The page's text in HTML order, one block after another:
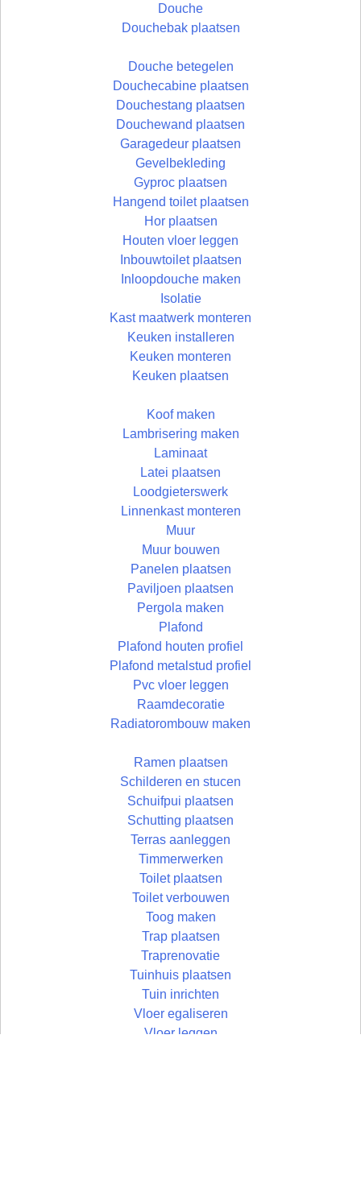
Douche
Douchebak plaatsen
Douche betegelen
Douchecabine plaatsen
Douchestang plaatsen
Douchewand plaatsen
Garagedeur plaatsen
Gevelbekleding
Gyproc plaatsen
Hangend toilet plaatsen
Hor plaatsen
Houten vloer leggen
Inbouwtoilet plaatsen
Inloopdouche maken
Isolatie
Kast maatwerk monteren
Keuken installeren
Keuken monteren
Keuken plaatsen
Koof maken
Lambrisering maken
Laminaat
Latei plaatsen
Loodgieterswerk
Linnenkast monteren
Muur
Muur bouwen
Panelen plaatsen
Paviljoen plaatsen
Pergola maken
Plafond
Plafond houten profiel
Plafond metalstud profiel
Pvc vloer leggen
Raamdecoratie
Radiatorombouw maken
Ramen plaatsen
Schilderen en stucen
Schuifpui plaatsen
Schutting plaatsen
Terras aanleggen
Timmerwerken
Toilet plaatsen
Toilet verbouwen
Toog maken
Trap plaatsen
Traprenovatie
Tuinhuis plaatsen
Tuin inrichten
Vloer egaliseren
Vloer leggen